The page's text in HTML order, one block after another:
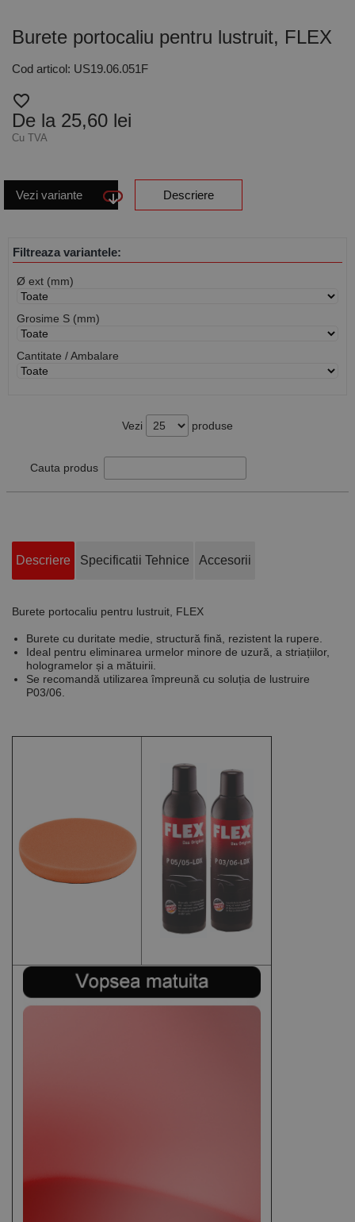
Burete portocaliu pentru lustruit, FLEX
Cod articol: US19.06.051F
favorite_border
De la 25,60 lei
Cu TVA
Vezi variante Descriere
Filtreaza variantele:
Ø ext (mm)
Grosime S (mm)
Cantitate / Ambalare
Vezi produse
Cauta produs
Descriere Specificatii Tehnice Accesorii
Burete portocaliu pentru lustruit, FLEX
Burete cu duritate medie, structură fină, rezistent la rupere.
Ideal pentru eliminarea urmelor minore de uzură, a striațiilor,
hologramelor și a mătuirii.
Se recomandă utilizarea împreună cu soluția de lustruire
P03/06.